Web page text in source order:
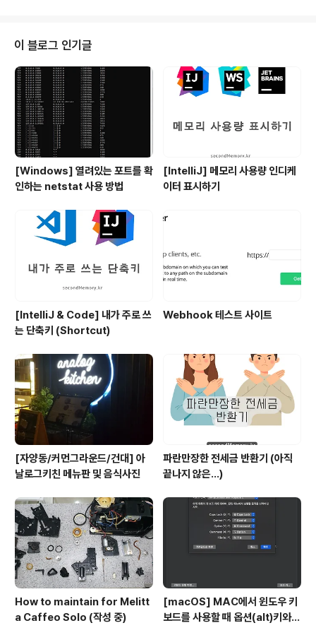
RVER_NAME] : Default로 로컬에 설치된 오라클을 찾는다. 다른 DB에서 추
이 블로그 인기글
[Windows] 열려있는 포트를 확
인하는 netstat 사용 방법
[IntelliJ] 메모리 사용량 인디케
이터 표시하기
[IntelliJ & Code] 내가 주로 쓰
는 단축키 (Shortcut)
Webhook 테스트 사이트
[자양동/커먼그라운드/건대] 아
날로그키친 메뉴판 및 음식사진
파란만장한 전세금 반환기 (아직
끝나지 않은...)
How to maintain for Melitt
a Caffeo Solo (작성 중)
[macOS] MAC에서 윈도우 키
보드를 사용할 때 옵션(alt)키와